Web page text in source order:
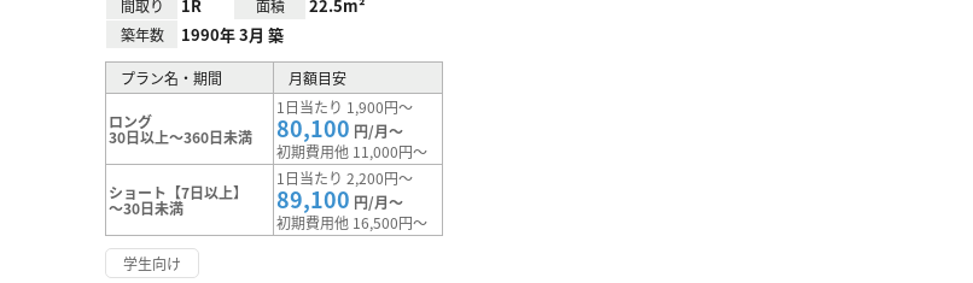
間取り 1R 面積 22.5m²
築年数 1990年 3月 築
プラン名・期間 月額目安
ロング
30日以上～360日未満
1日当たり 1,900円～
80,100 円/月～
初期費用他 11,000円～
ショート【7日以上】
～30日未満
1日当たり 2,200円～
89,100 円/月～
初期費用他 16,500円～
学生向け